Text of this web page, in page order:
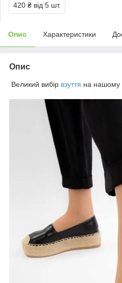
420 ₴ від 5 шт.
Опис Характеристики
Опис
Великий вибір взуття на нашому